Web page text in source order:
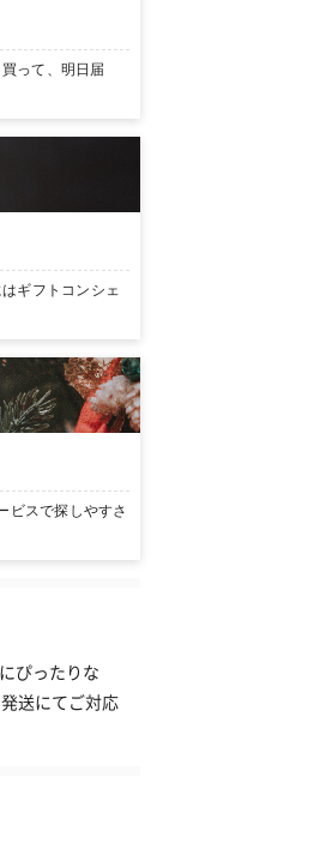
って、明日届
ギフトコンシェ
ビスで探しやすさ
ぴったりな
送にてご対応